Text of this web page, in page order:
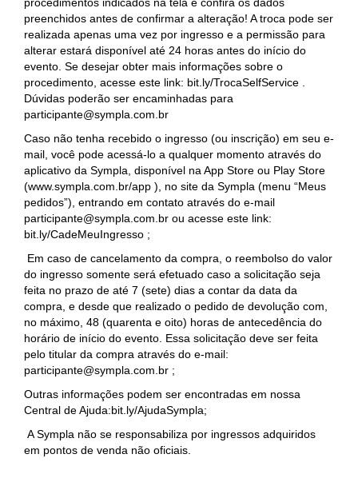
preenchidos antes de confirmar a alteração! A troca pode ser
realizada apenas uma vez por ingresso e a permissão para
alterar estará disponível até 24 horas antes do início do
evento. Se desejar obter mais informações sobre o
procedimento, acesse este link: bit.ly/TrocaSelfService .
Dúvidas poderão ser encaminhadas para
participante@sympla.com.br
Caso não tenha recebido o ingresso (ou inscrição) em seu e-
mail, você pode acessá-lo a qualquer momento através do
aplicativo da Sympla, disponível na App Store ou Play Store
(www.sympla.com.br/app ), no site da Sympla (menu “Meus
pedidos”), entrando em contato através do e-mail
participante@sympla.com.br ou acesse este link:
bit.ly/CadeMeuIngresso ;
Em caso de cancelamento da compra, o reembolso do valor
do ingresso somente será efetuado caso a solicitação seja
feita no prazo de até 7 (sete) dias a contar da data da
compra, e desde que realizado o pedido de devolução com,
no máximo, 48 (quarenta e oito) horas de antecedência do
horário de início do evento. Essa solicitação deve ser feita
pelo titular da compra através do e-mail:
participante@sympla.com.br ;
Outras informações podem ser encontradas em nossa
Central de Ajuda:bit.ly/AjudaSympla;
A Sympla não se responsabiliza por ingressos adquiridos
em pontos de venda não oficiais.